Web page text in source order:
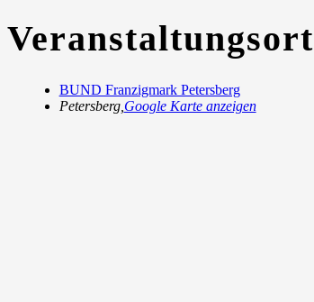
Veranstaltungsort
BUND Franzigmark Petersberg
Petersberg, Google Karte anzeigen